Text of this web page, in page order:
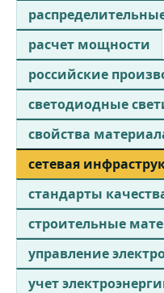
расчет мощности
российские
светодиодные
свойства
сетевая
стандарты
строительные
управление
учет